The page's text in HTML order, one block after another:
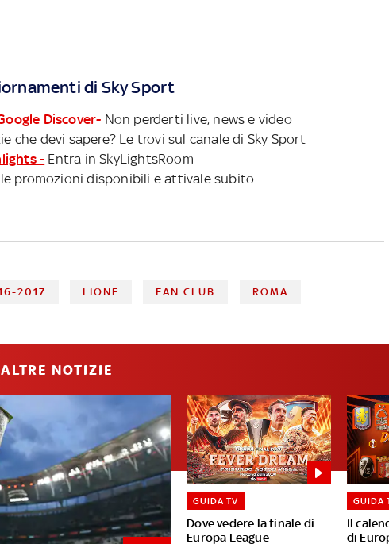
di Sky Sport
Discover- Non perderti live, news e video
che devi sapere? Le trovi sul canale di Sky Sport
- Entra in SkyLightsRoom
promozioni disponibili e attivale subito
2017 LIONE FAN CLUB ROMA
NOTIZIE
Dove vedere la finale di
Europa League
GUIDA TV
Il
di
GUIDA